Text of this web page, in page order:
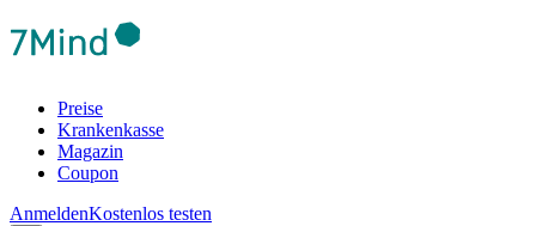
Preise
Krankenkasse
Magazin
Coupon
AnmeldenKostenlos testen